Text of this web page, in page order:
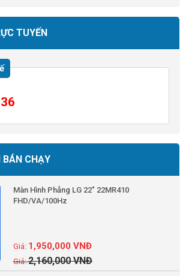
TUYẾN
CHẠY
Màn Hình Phẳng LG 22" 22MR410
FHD/VA/100Hz
2,160,000VNĐ
1,950,000VNĐ